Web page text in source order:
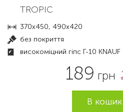
TROPIC
370х450, 490х420
без покриття
високоміцний гіпс Г-10 KNAUF
189 грн